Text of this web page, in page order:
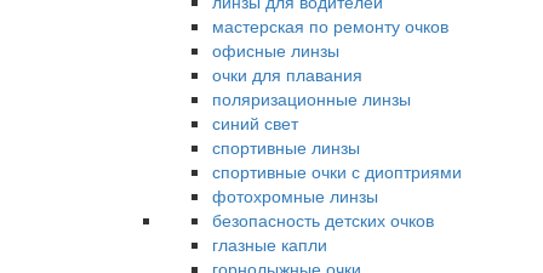
мастерская по ремонту очков
офисные линзы
очки для плавания
поляризационные линзы
синий свет
спортивные линзы
спортивные очки с диоптриями
фотохромные линзы
безопасность детских очков
глазные капли